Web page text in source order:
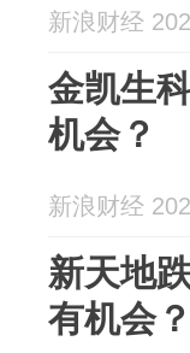
新浪财经
金凯生
机会？
新浪财经
新天地
有机会？